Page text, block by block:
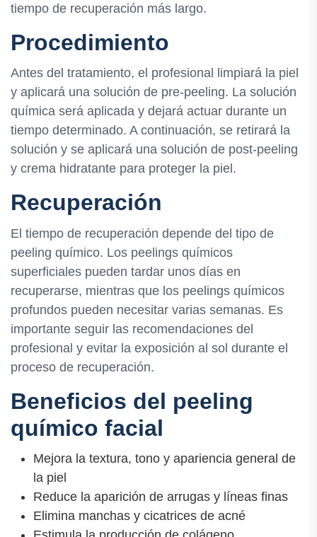
tiempo de recuperación más largo.
Procedimiento
Antes del tratamiento, el profesional limpiará la piel
y aplicará una solución de pre-peeling. La solución
química será aplicada y dejará actuar durante un
tiempo determinado. A continuación, se retirará la
solución y se aplicará una solución de post-peeling
y crema hidratante para proteger la piel.
Recuperación
El tiempo de recuperación depende del tipo de
peeling químico. Los peelings químicos
superficiales pueden tardar unos días en
recuperarse, mientras que los peelings químicos
profundos pueden necesitar varias semanas. Es
importante seguir las recomendaciones del
profesional y evitar la exposición al sol durante el
proceso de recuperación.
Beneficios del peeling
químico facial
Mejora la textura, tono y apariencia general de
la piel
Reduce la aparición de arrugas y líneas finas
Elimina manchas y cicatrices de acné